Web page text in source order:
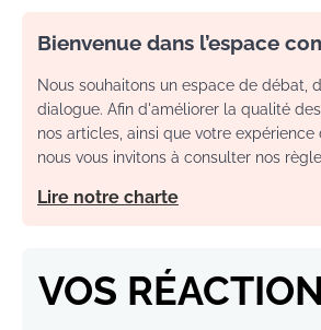
Bienvenue dans l’espace
Nous souhaitons un espace de débat,
dialogue. Afin d'améliorer la qualité
nos articles, ainsi que votre expérience
nous vous invitons à consulter nos
Lire notre charte
VOS